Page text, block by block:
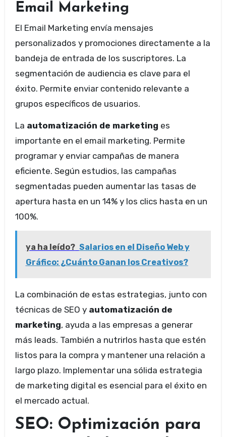
Email Marketing
El Email Marketing envía mensajes
personalizados y promociones directamente a la
bandeja de entrada de los suscriptores. La
segmentación de audiencia es clave para el
éxito. Permite enviar contenido relevante a
grupos específicos de usuarios.
La automatización de marketing es
importante en el email marketing. Permite
programar y enviar campañas de manera
eficiente. Según estudios, las campañas
segmentadas pueden aumentar las tasas de
apertura hasta en un 14% y los clics hasta en un
100%.
ya ha leído? Salarios en el Diseño Web y
Gráfico: ¿Cuánto Ganan los Creativos?
La combinación de estas estrategias, junto con
técnicas de SEO y automatización de
marketing, ayuda a las empresas a generar
más leads. También a nutrirlos hasta que estén
listos para la compra y mantener una relación a
largo plazo. Implementar una sólida estrategia
de marketing digital es esencial para el éxito en
el mercado actual.
SEO: Optimización para